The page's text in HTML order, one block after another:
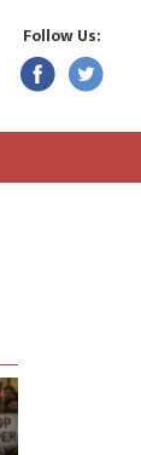
Follow Us: